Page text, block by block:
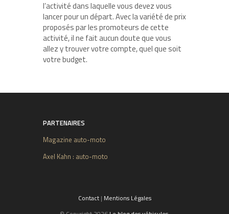
l’activité dans laquelle vous devez vous
lancer pour un départ. Avec la variété de prix
proposés par les promoteurs de cette
activité, il ne fait aucun doute que vous
allez y trouver votre compte, quel que soit
votre budget.
PARTENAIRES
Magazine auto-moto
Axel Kahn : auto-moto
Contact| Mentions Légales